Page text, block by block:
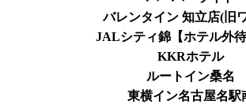
バレンタイン 知立店(旧
JALシティ錦【ホテル外待
KKRホテル
ルートイン桑名
東横イン名古屋名駅